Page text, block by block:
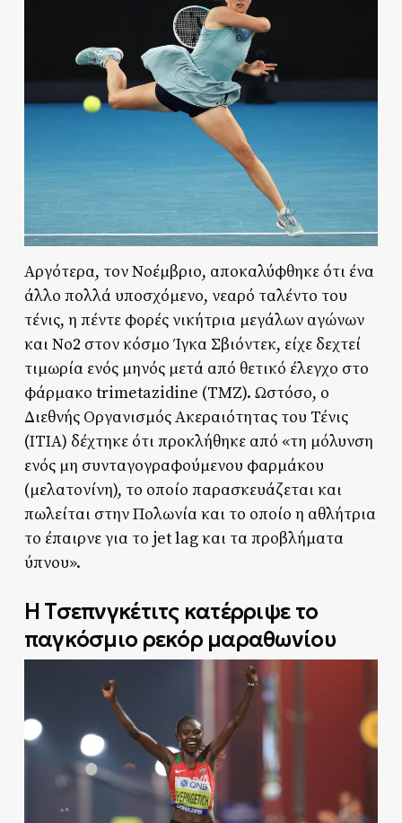
Αργότερα, τον Νοέμβριο, αποκαλύφθηκε ότι ένα
άλλο πολλά υποσχόμενο, νεαρό ταλέντο του
τένις, η πέντε φορές νικήτρια μεγάλων αγώνων
και Νο2 στον κόσμο Ίγκα Σβιόντεκ, είχε δεχτεί
τιμωρία ενός μηνός μετά από θετικό έλεγχο στο
φάρμακο trimetazidine (TMZ). Ωστόσο, ο
Διεθνής Οργανισμός Ακεραιότητας του Τένις
(ΙΤΙΑ) δέχτηκε ότι προκλήθηκε από «τη μόλυνση
ενός μη συνταγογραφούμενου φαρμάκου
(μελατονίνη), το οποίο παρασκευάζεται και
πωλείται στην Πολωνία και το οποίο η αθλήτρια
το έπαιρνε για το jet lag και τα προβλήματα
ύπνου».
Η Τσεπνγκέτιτς κατέρριψε το
παγκόσμιο ρεκόρ μαραθωνίου